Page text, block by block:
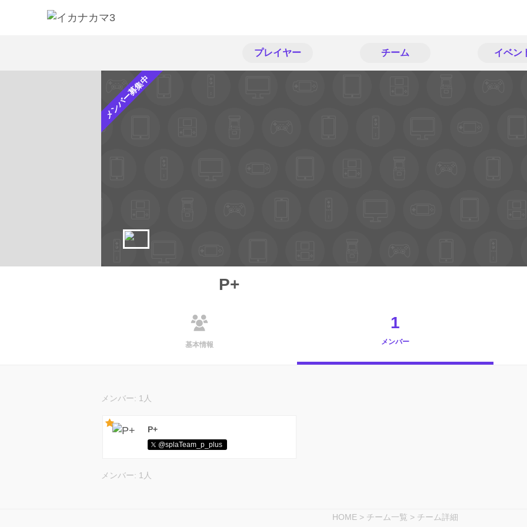
プレイヤー チーム イベン
メンバー募集中
P+
基本情報
1
メンバー
メンバー: 1人
P+
@splaTeam_p_plus
メンバー: 1人
HOME > チーム一覧 > チーム詳細